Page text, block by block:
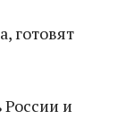
готовят
России и